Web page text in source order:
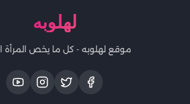
لهلوبه
موقع لهلوبه - كل ما يخص المرأة